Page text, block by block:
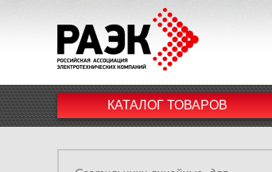
КАТАЛОГ ТОВАРОВ